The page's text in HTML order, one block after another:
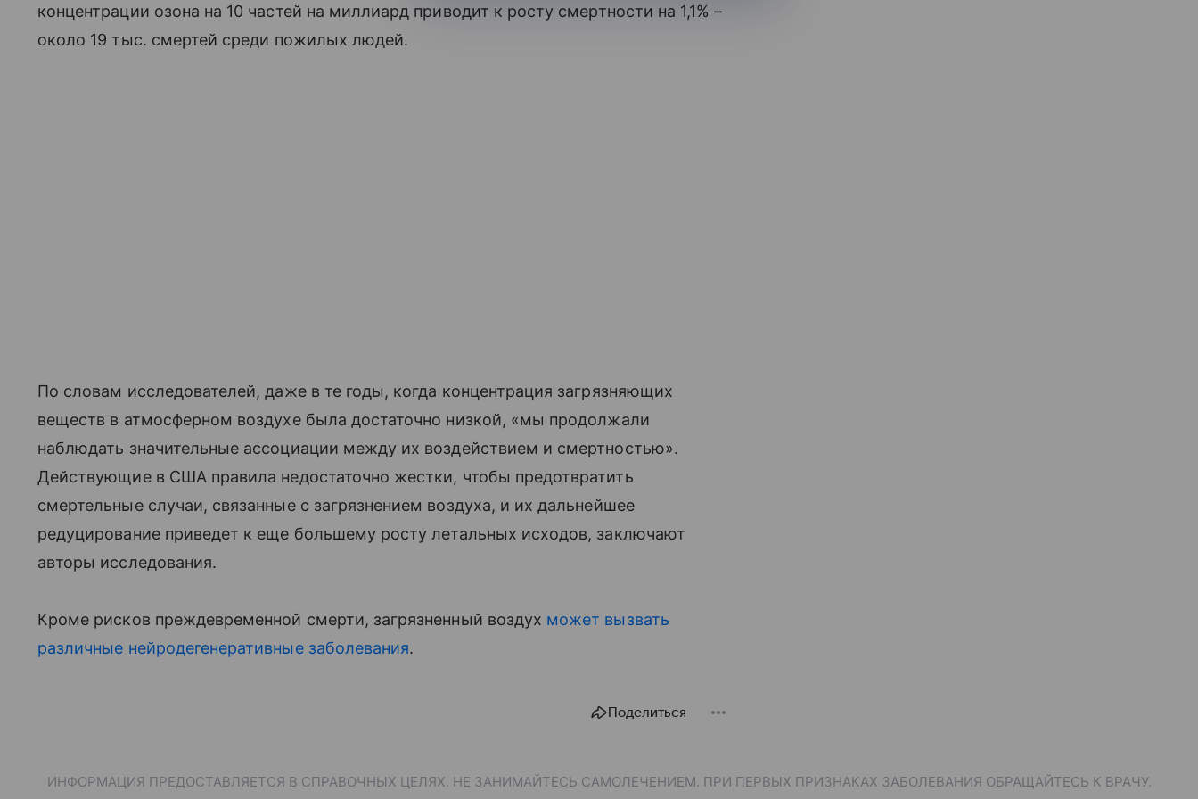
концентрации озона на 10 частей на миллиард приводит к росту смертности на 1,1% –
около 19 тыс. смертей среди пожилых людей.
По словам исследователей, даже в те годы, когда концентрация загрязняющих
веществ в атмосферном воздухе была достаточно низкой, «мы продолжали
наблюдать значительные ассоциации между их воздействием и смертностью».
Действующие в США правила недостаточно жестки, чтобы предотвратить
смертельные случаи, связанные с загрязнением воздуха, и их дальнейшее
редуцирование приведет к еще большему росту летальных исходов, заключают
авторы исследования.
Кроме рисков преждевременной смерти, загрязненный воздух может вызвать
различные нейродегенеративные заболевания.
Поделиться
ИНФОРМАЦИЯ ПРЕДОСТАВЛЯЕТСЯ В СПРАВОЧНЫХ ЦЕЛЯХ. НЕ ЗАНИМАЙТЕСЬ САМОЛЕЧЕНИЕМ. ПРИ ПЕРВЫХ ПРИЗНАКАХ ЗАБОЛЕВАНИЯ ОБРАЩАЙТЕСЬ К ВРАЧУ.